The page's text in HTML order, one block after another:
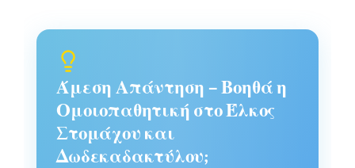
Άμεση Απάντηση – Βοηθά η
Ομοιοπαθητική στο Έλκος
Στομάχου και
Δωδεκαδακτύλου;